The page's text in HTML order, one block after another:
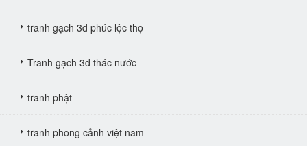
tranh gạch 3d phúc lộc thọ
Tranh gạch 3d thác nước
tranh phật
tranh phong cảnh việt nam